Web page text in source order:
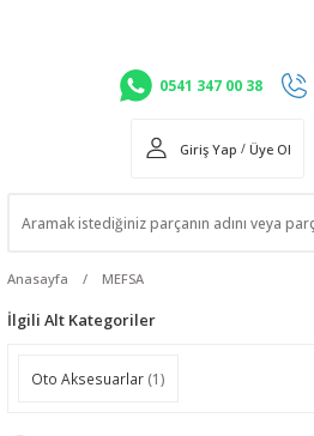
0541 347 00 38
Giriş Yap / Üye Ol
Anasayfa MEFSA
İlgili Alt Kategoriler
Oto Aksesuarlar (1)